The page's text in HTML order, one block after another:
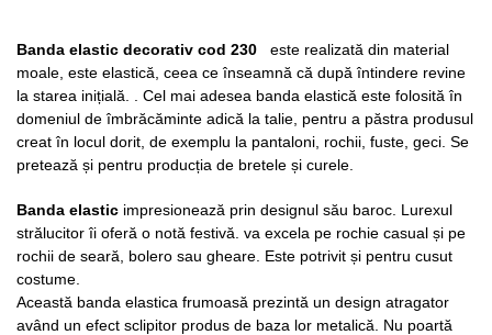
Banda elastic decorativ cod 230 este realizată din material
moale, este elastică, ceea ce înseamnă că după întindere revine
la starea inițială. . Cel mai adesea banda elastică este folosită în
domeniul de îmbrăcăminte adică la talie, pentru a păstra produsul
creat în locul dorit, de exemplu la pantaloni, rochii, fuste, geci. Se
pretează și pentru producția de bretele și curele.
Banda elastic impresionează prin designul său baroc. Lurexul
strălucitor îi oferă o notă festivă. va excela pe rochie casual și pe
rochii de seară, bolero sau gheare. Este potrivit și pentru cusut
costume.
Această banda elastica frumoasă prezintă un design atragator
având un efect sclipitor produs de baza lor metalică. Nu poartă